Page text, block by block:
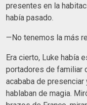
presentes en la
había pasado.
—No tenemos la más
Era cierto, Luke había
portadores de familiar
acababa de
hablaban de magia.